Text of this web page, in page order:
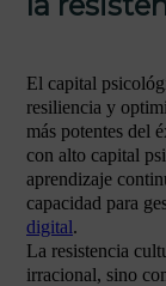
El capital
resiliencia y
más potentes del
con alto capital
aprendizaje
capacidad para
digital.
La resistencia
irracional, sino